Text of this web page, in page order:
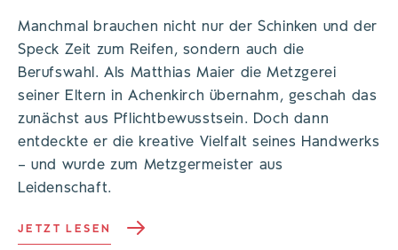
Manchmal brauchen nicht nur der Schinken und der
Speck Zeit zum Reifen, sondern auch die
Berufswahl. Als Matthias Maier die Metzgerei
seiner Eltern in Achenkirch übernahm, geschah das
zunächst aus Pflichtbewusstsein. Doch dann
entdeckte er die kreative Vielfalt seines Handwerks
– und wurde zum Metzgermeister aus
Leidenschaft.
JETZT LESEN